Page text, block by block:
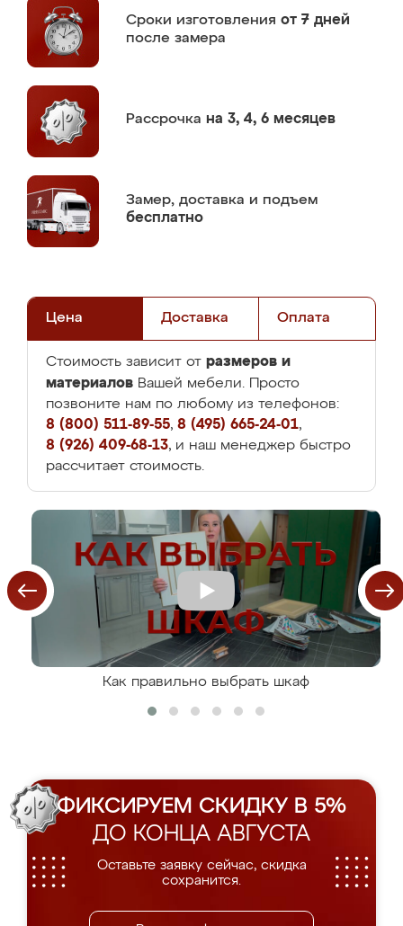
Сроки изготовления от 7 дней
после замера
Рассрочка на 3, 4, 6 месяцев
Замер, доставка и подъем
бесплатно
Цена Доставка Оплата
Стоимость зависит от размеров и
материалов Вашей мебели. Просто
позвоните нам по любому из телефонов:
8 (800) 511-89-55, 8 (495) 665-24-01,
8 (926) 409-68-13, и наш менеджер быстро
рассчитает стоимость.
Как правильно выбрать шкаф
ФИКСИРУЕМ СКИДКУ В 5%
ДО КОНЦА АВГУСТА
Оставьте заявку сейчас, скидка
сохранится.